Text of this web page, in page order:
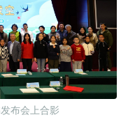
布会上合影